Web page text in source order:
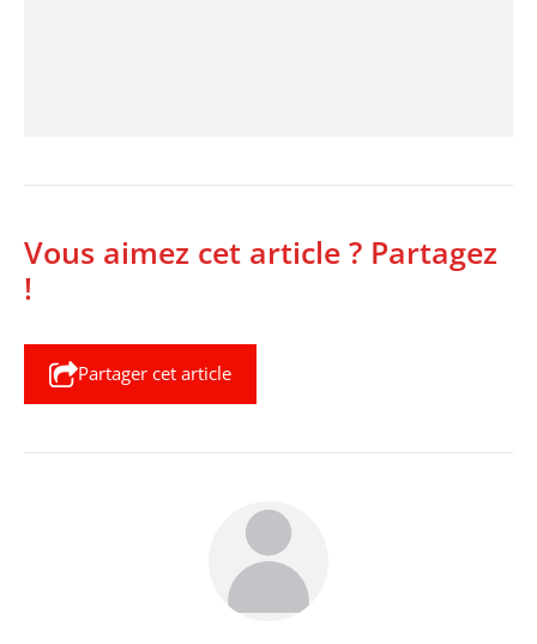
Vous aimez cet article ? Partagez
!
Partager cet article